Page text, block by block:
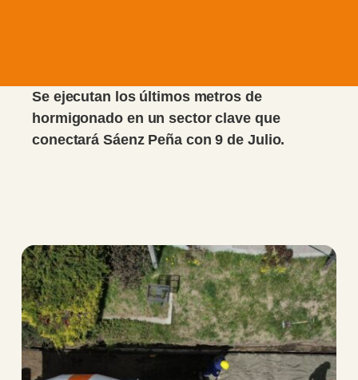
Se ejecutan los últimos metros de
hormigonado en un sector clave que
conectará Sáenz Peña con 9 de Julio.